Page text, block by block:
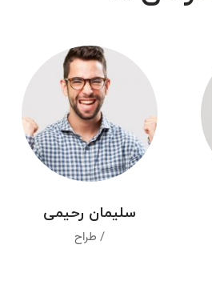
سلیمان رحیمی
/ طراح